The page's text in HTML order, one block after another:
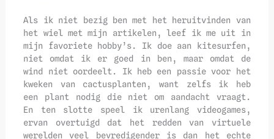
Als ik niet bezig ben met het heruitvinden van
het wiel met mijn artikelen, leef ik me uit in
mijn favoriete hobby’s. Ik doe aan kitesurfen,
niet omdat ik er goed in ben, maar omdat de
wind niet oordeelt. Ik heb een passie voor het
kweken van cactusplanten, want zelfs ik heb
een plant nodig die niet om aandacht vraagt.
En ten slotte speel ik urenlang videogames,
ervan overtuigd dat het redden van virtuele
werelden veel bevredigender is dan het echte